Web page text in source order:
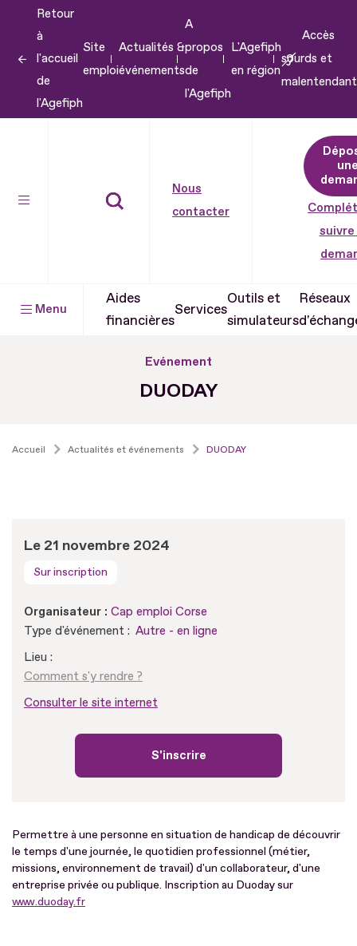
contenu
Retour
à
l'accueil
de
l'Agefiph
Site
emploi
Actualités &
événements
A
propos
de
l'Agefiph
L'Agefiph
en région
Accès
sourds et
Nous
contacter
suivre
Menu
Aides
financières
Services
Outils et
simulateurs
Réseaux
Evénement
DUODAY
Accueil Actualités et événements DUODAY
Le 21 novembre 2024
Sur inscription
Organisateur : Cap emploi Corse
Type d'événement : Autre - en ligne
Lieu :
Comment s'y rendre ?
Consulter le site internet
S'inscrire
Permettre à une personne en situation de handicap de découvrir
le temps d'une journée, le quotidien professionnel (métier,
missions, environnement de travail) d'un collaborateur, d'une
entreprise privée ou publique. Inscription au Duoday sur
www.duoday.fr